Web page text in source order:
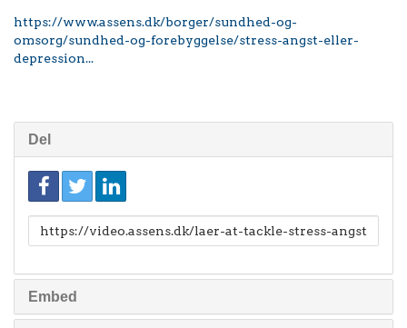
https://www.assens.dk/borger/sundhed-og-
omsorg/sundhed-og-forebyggelse/stress-angst-eller-
depression...
Del
Link
Embed